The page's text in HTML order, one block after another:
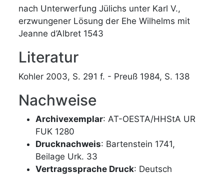
nach Unterwerfung Jülichs unter Karl V.,
erzwungener Lösung der Ehe Wilhelms mit
Jeanne d’Albret 1543
Literatur
Kohler 2003, S. 291 f. - Preuß 1984, S. 138
Nachweise
Archivexemplar: AT-OESTA/HHStA UR
FUK 1280
Drucknachweis: Bartenstein 1741,
Beilage Urk. 33
Vertragssprache Druck: Deutsch